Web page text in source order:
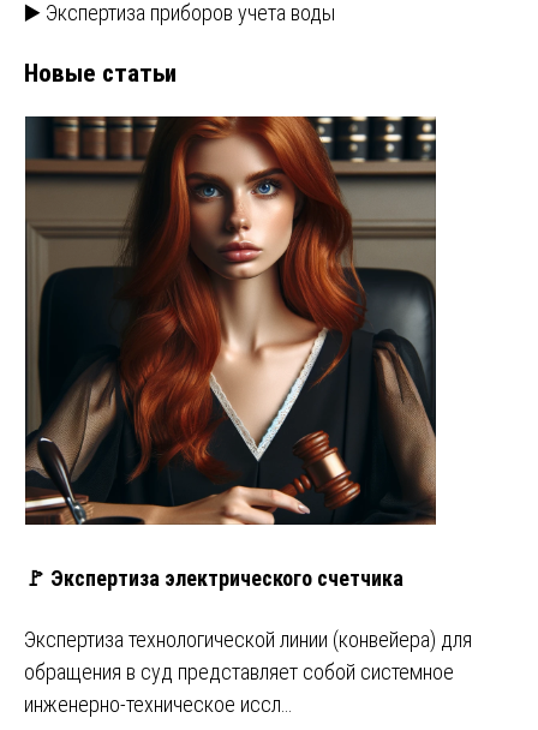
▶️ Экспертиза приборов учета воды
Новые статьи
🚩 Экспертиза электрического счетчика
Экспертиза технологической линии (конвейера) для
обращения в суд представляет собой системное
инженерно-техническое иссл…